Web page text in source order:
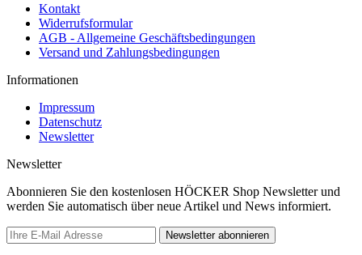
Kontakt
Widerrufsformular
AGB - Allgemeine Geschäftsbedingungen
Versand und Zahlungsbedingungen
Informationen
Impressum
Datenschutz
Newsletter
Newsletter
Abonnieren Sie den kostenlosen HÖCKER Shop Newsletter und
werden Sie automatisch über neue Artikel und News informiert.
Newsletter abonnieren